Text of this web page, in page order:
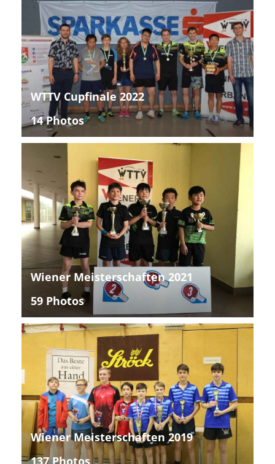
WTTV Cupfinale 2022
14 Photos
Wiener Meisterschaften 2021
59 Photos
Wiener Meisterschaften 2019